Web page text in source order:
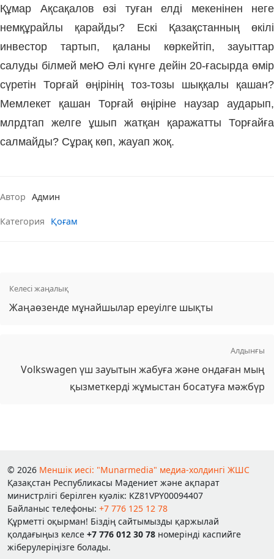
Құмар Ақсақалов өзі туған елді мекенінен неге
немқұрайлы қарайды? Ескі Қазақстанның өкілі
инвестор тартып, қаланы көркейтіп, зауыттар
салуды білмей меЮ Әлі күнге дейін 20-ғасырда өмір
сүретін Торғай өңірінің тоз-тозы шыққалы қашан?
Мемлекет қашан Торғай өңіріне наузар аударып,
млрдтап желге ұшып жатқан қаражатты Торғайға
салмайды? Сұрақ көп, жауап жоқ.
Автор Админ
Категория Қоғам
Келесі жаңалық
Жаңаөзенде мұнайшылар ереуілге шықты
Алдынғы
Volkswagen үш зауытын жабуға және ондаған мың
қызметкерді жұмыстан босатуға мәжбүр
© 2026 Меншік иесі: "Munarmedia" медиа-холдингі ЖШС
Қазақстан Республикасы Мәдениет және ақпарат
министрлігі берілген куәлік: KZ81VPY00094407
Байланыс телефоны: +7 776 125 12 78
Құрметті оқырман! Біздің сайтымызды қаржылай
қолдағыңыз келсе +7 776 012 30 78 номерінді каспийге
жіберулеріңізге болады.